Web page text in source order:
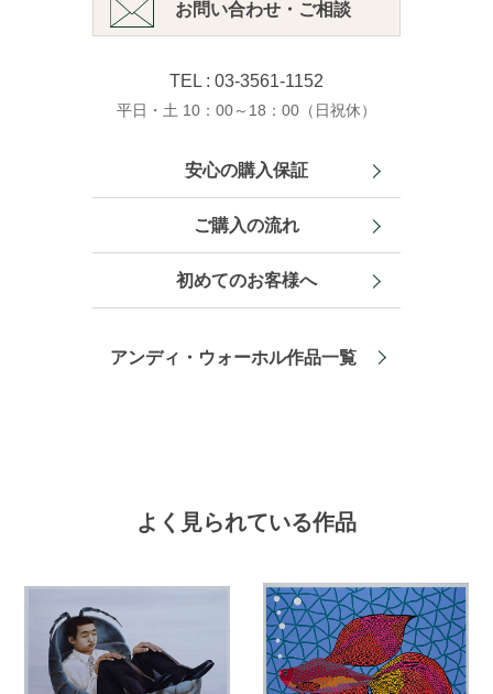
お問い合わせ・ご相談
TEL : 03-3561-1152
平日・土 10：00～18：00（日祝休）
安心の購入保証
ご購入の流れ
初めてのお客様へ
アンディ・ウォーホル作品一覧
よく見られている作品